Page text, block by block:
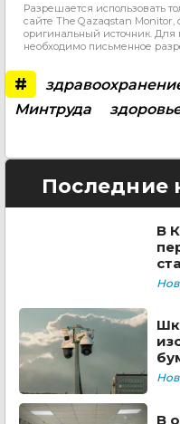
Разрешается использовать
сайте The Qazaqstan Monitor,
оригинальный источник.
необходимо письменное
#
Минтруда
Последние
В
В